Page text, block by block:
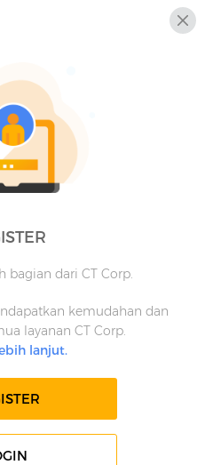
bagian dari CT Corp.
kemudahan dan
layanan CT Corp.
lanjut.